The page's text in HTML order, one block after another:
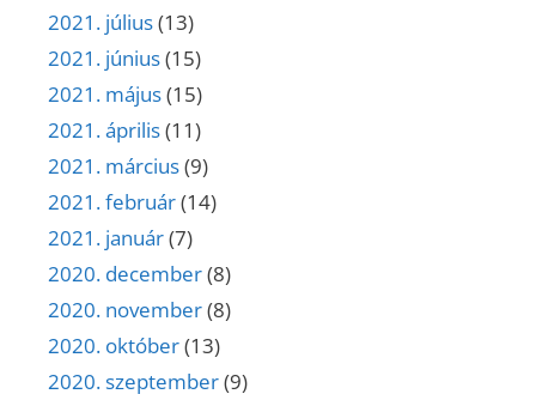
2021. július(13)
2021. június(15)
2021. május(15)
2021. április(11)
2021. március(9)
2021. február(14)
2021. január(7)
2020. december(8)
2020. november(8)
2020. október(13)
2020. szeptember(9)